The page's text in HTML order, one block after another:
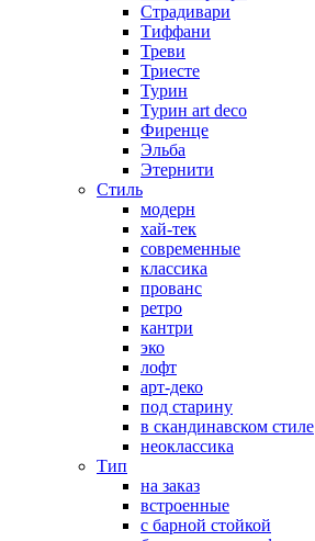
Страдивари
Тиффани
Треви
Триесте
Турин
Турин art deco
Фиренце
Эльба
Этернити
Стиль
модерн
хай-тек
современные
классика
прованс
ретро
кантри
эко
лофт
арт-деко
под старину
в скандинавском стиле
неоклассика
Тип
на заказ
встроенные
с барной стойкой